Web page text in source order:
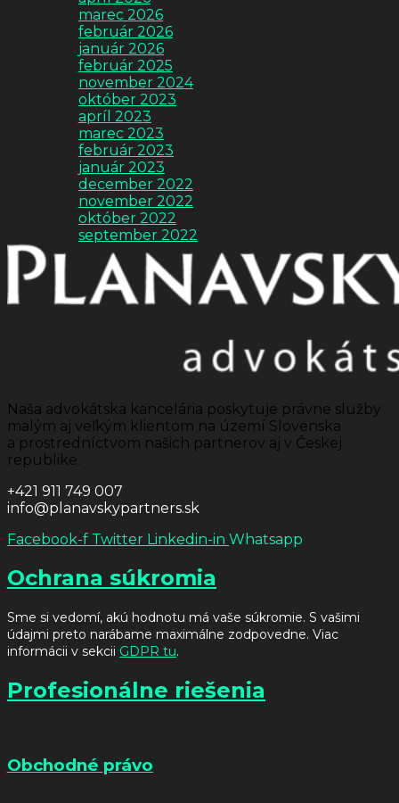
marec 2026
február 2026
január 2026
február 2025
november 2024
október 2023
apríl 2023
marec 2023
február 2023
január 2023
december 2022
november 2022
október 2022
september 2022
Naša advokátska kancelária poskytuje právne služby
malým aj veľkým klientom na území Slovenska
a prostredníctvom našich partnerov aj v Českej
republike.
+421 911 749 007
info@planavskypartners.sk
Facebook-f Twitter Linkedin-in Whatsapp
Ochrana súkromia
Sme si vedomí, akú hodnotu má vaše súkromie. S vašimi
údajmi preto narábame maximálne zodpovedne. Viac
informácii v sekcii GDPR tu.
Profesionálne riešenia
Obchodné právo